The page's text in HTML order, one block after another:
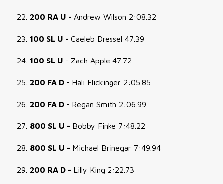
200 RA U - Andrew Wilson 2:08.32
100 SL U - Caeleb Dressel 47.39
100 SL U - Zach Apple 47.72
200 FA D - Hali Flickinger 2:05.85
200 FA D - Regan Smith 2:06.99
800 SL U - Bobby Finke 7:48.22
800 SL U - Michael Brinegar 7:49.94
200 RA D - Lilly King 2:22.73